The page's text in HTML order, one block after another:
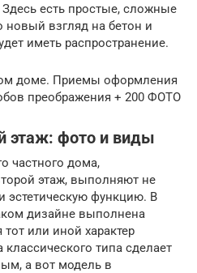
есть простые, сложные
новый взгляд на бетон и
иметь распространение.
доме. Приемы оформления
преображения + 200 ФОТО
этаж: фото и виды
частного дома,
этаж, выполняют не
эстетическую функцию. В
дизайне выполнена
тот или иной характер
типа сделает
а вот модель в